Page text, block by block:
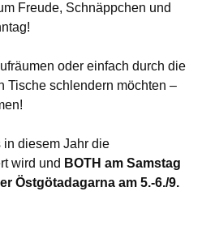
Freude, Schnäppchen und
oder einfach durch die
Tische schlendern möchten –
in diesem Jahr die
wird und BOTH am Samstag
Östgötadagarna am 5.-6./9.